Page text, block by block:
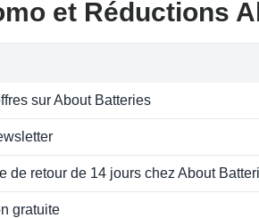
et Réductions
sur About Batteries
de retour de 14 jours chez About
gratuite